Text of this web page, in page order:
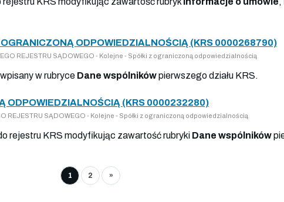
ODPOWIEDZIALNOŚCIĄ (KRS 0000268790)
REJESTRU SĄDOWEGO - Kolejne - Spółki z ograniczoną odpowiedzialnością
w rubryce Dane wspólnikówpierwszego działu KRS.
ODPOWIEDZIALNOŚCIĄ (KRS 0000232280)
REJESTRU SĄDOWEGO - Kolejne - Spółki z ograniczoną odpowiedzialnością
rejestru KRS modyfikując zawartość rubryki Dane wspólników
1 2 »